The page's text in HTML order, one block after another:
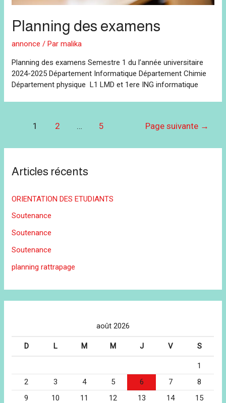
Planning des examens
annonce / Parmalika
Planning des examens Semestre 1 du l’année universitaire
2024-2025 Département Informatique Département Chimie
Département physique L1 LMD et 1ere ING informatique
Navigation
1 2 … 5 Page suivante →
Articles récents
ORIENTATION DES ETUDIANTS
Soutenance
Soutenance
Soutenance
planning rattrapage
août 2026
D L M M J V S
1
2
3 4 5 6 7
8
9
10 11 12 13 14 15